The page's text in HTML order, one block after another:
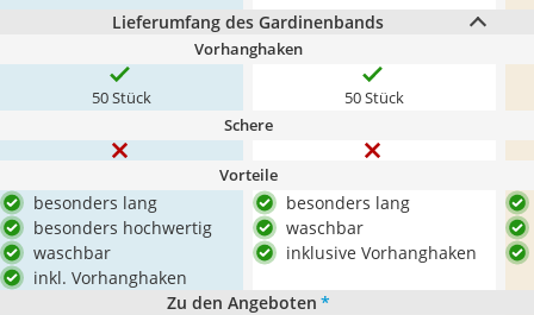
Lieferumfang des Gardinenbands
Vorhanghaken
50 Stück 50 Stück
Schere
Vorteile
besonders lang
besonders hochwertig
waschbar
inkl. Vorhanghaken
besonders lang
waschbar
inklusive Vorhanghaken
Zu den Angeboten *